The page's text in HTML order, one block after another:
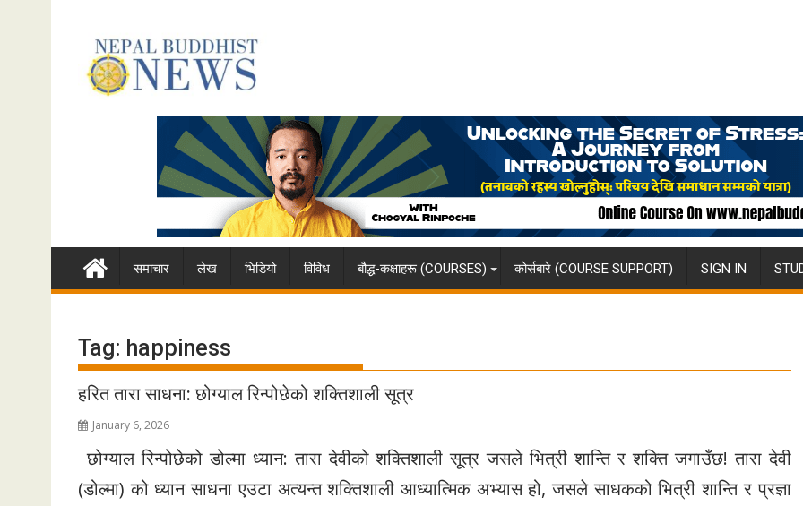
content
समाचार लेख भिडियो विविध बौद्ध-कक्षाहरू (COURSES) कोर्सबारे (COURSE SUPPORT) SIGN IN
Tag: happiness
हरित तारा साधना: छोग्याल रिन्पोछेको शक्तिशाली सूत्र
January 6, 2026
छोग्याल रिन्पोछेको डोल्मा ध्यान: तारा देवीको शक्तिशाली सूत्र जसले भित्री शान्ति र शक्ति जगाउँछ! तारा देवी
(डोल्मा) को ध्यान साधना एउटा अत्यन्त शक्तिशाली आध्यात्मिक अभ्यास हो, जसले साधकको भित्री शान्ति र प्रज्ञा